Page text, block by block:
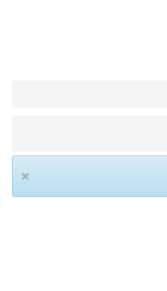
×